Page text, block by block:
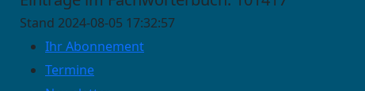
Stand 2024-08-05 17:32:57
Ihr Abonnement
Termine